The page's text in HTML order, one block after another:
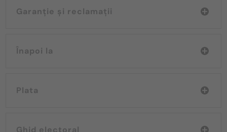
Garanție și reclamații
Înapoi la
Plata
Ghid electoral